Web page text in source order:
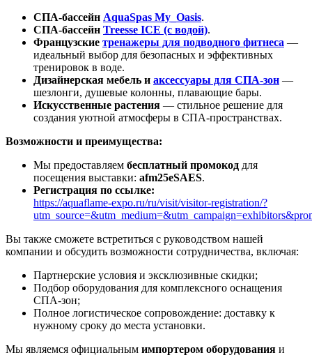
СПА-бассейн AquaSpas My_Oasis.
СПА-бассейн Treesse ICE (с водой).
Французские тренажеры для подводного фитнеса —
идеальный выбор для безопасных и эффективных
тренировок в воде.
Дизайнерская мебель и аксессуары для СПА-зон —
шезлонги, душевые колонны, плавающие бары.
Искусственные растения — стильное решение для
создания уютной атмосферы в СПА-пространствах.
Возможности и преимущества:
Мы предоставляем бесплатный промокод для
посещения выставки: afm25eSAES.
Регистрация по ссылке:
https://aquaflame-expo.ru/ru/visit/visitor-registration/?
Вы также сможете встретиться с руководством нашей
компании и обсудить возможности сотрудничества, включая:
Партнерские условия и эксклюзивные скидки;
Подбор оборудования для комплексного оснащения
СПА-зон;
Полное логистическое сопровождение: доставку к
нужному сроку до места установки.
Мы являемся официальным импортером оборудования и